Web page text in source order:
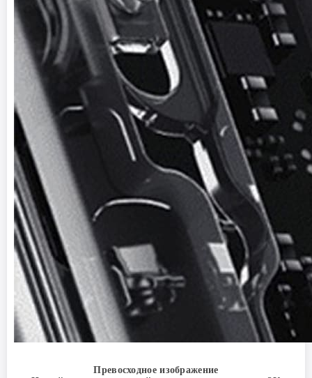
Превосходное изображение